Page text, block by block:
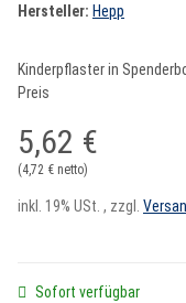
Hersteller: Hepp
Kinderpflaster in
Preis
5,62 €
(4,72 € netto)
inkl. 19% USt. , zzgl.
Sofort verfügbar